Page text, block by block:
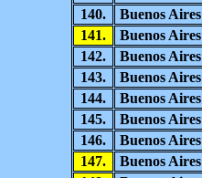
140.
Buenos Aires
141.
Buenos Aires
142.
Buenos Aires
143.
Buenos Aires
144.
Buenos Aires
145.
Buenos Aires
146.
Buenos Aires
147.
Buenos Aires